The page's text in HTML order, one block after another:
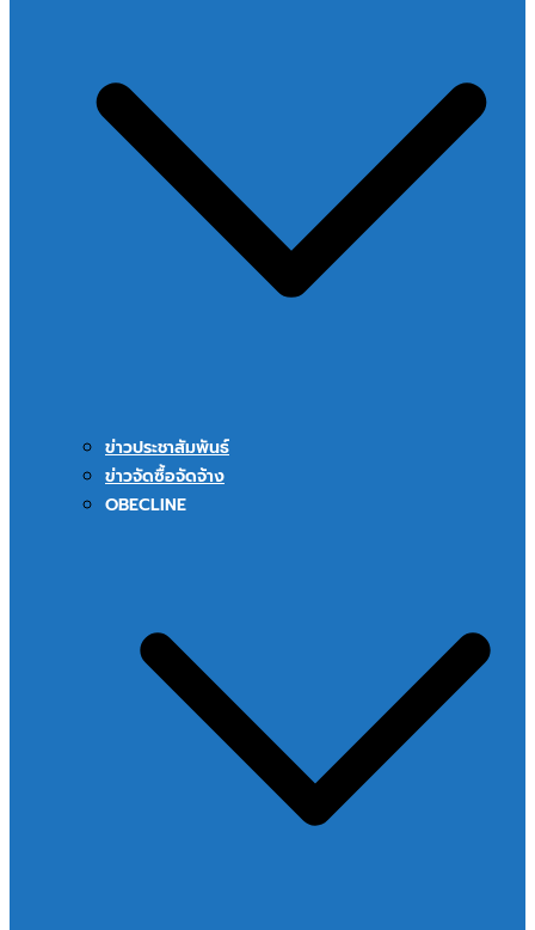
ข่าวประชาสัมพันธ์
ข่าวจัดซื้อจัดจ้าง
OBECLINE